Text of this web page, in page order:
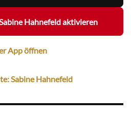
Hahnefeld aktivieren
App öffnen
Sabine Hahnefeld